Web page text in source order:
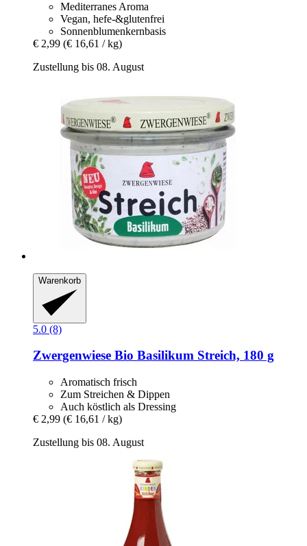
Mediterranes Aroma
Vegan, hefe-&glutenfrei
Sonnenblumenkernbasis
€ 2,99 (€ 16,61 / kg)
Zustellung bis 08. August
Warenkorb
5.0 (8)
Zwergenwiese Bio Basilikum Streich, 180 g
Aromatisch frisch
Zum Streichen & Dippen
Auch köstlich als Dressing
€ 2,99 (€ 16,61 / kg)
Zustellung bis 08. August